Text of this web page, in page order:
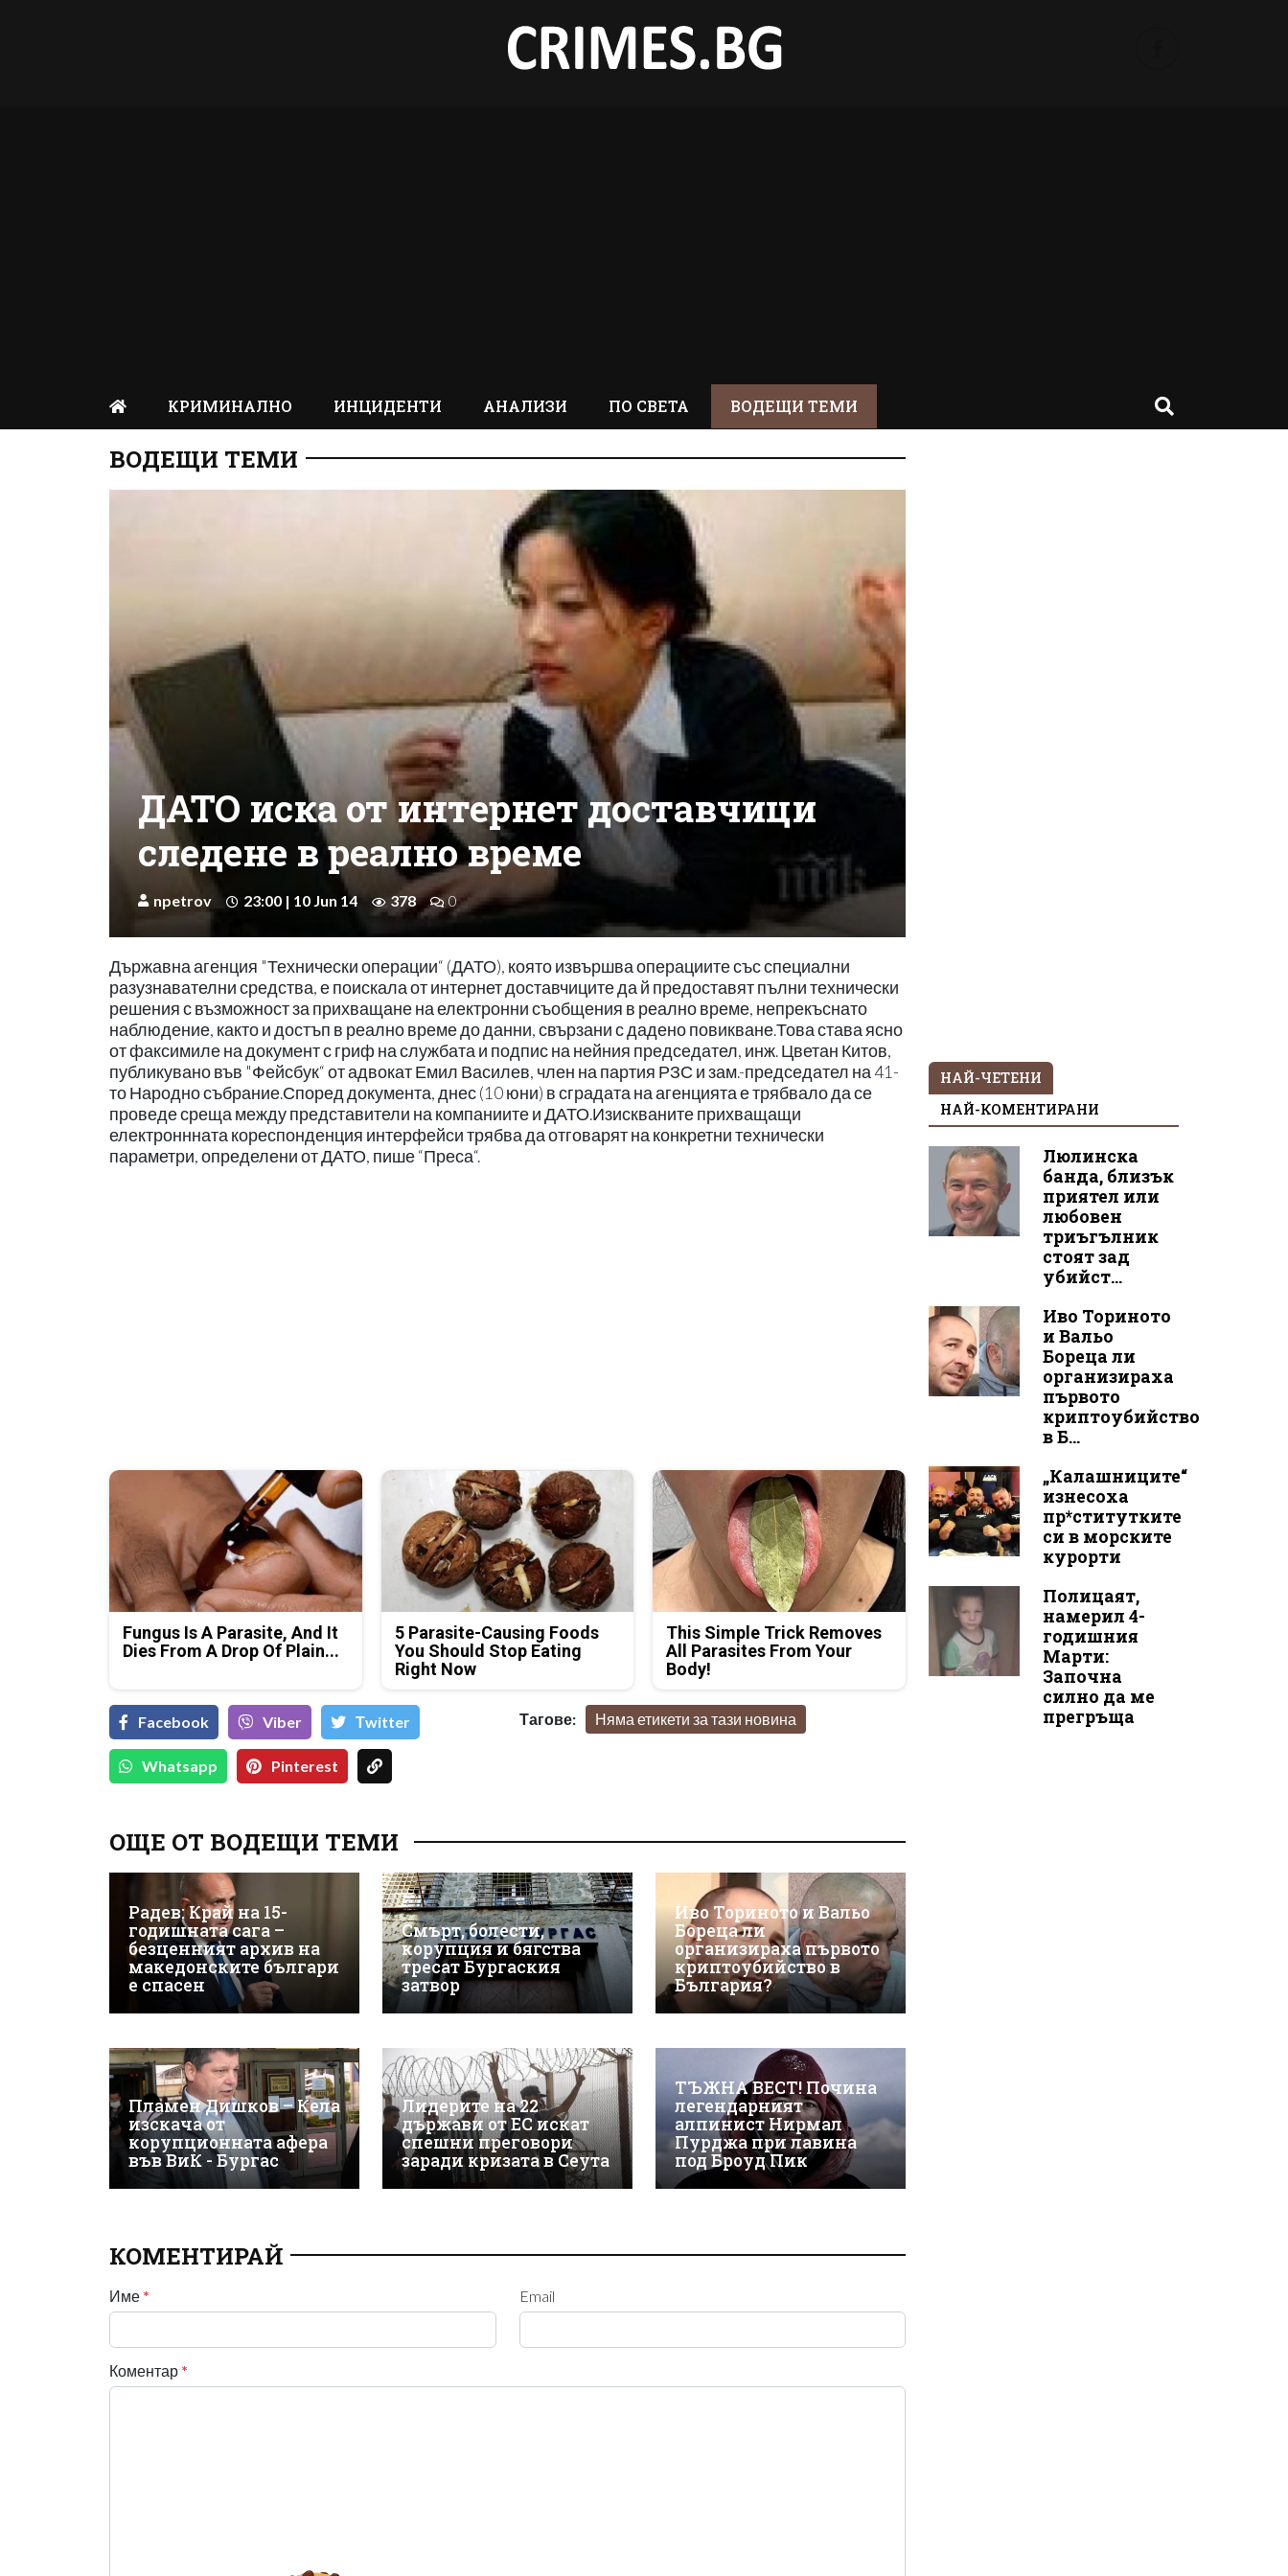
КРИМИНАЛНО ИНЦИДЕНТИ АНАЛИЗИ ПО СВЕТА ВОДЕЩИ ТЕМИ
ВОДЕЩИ ТЕМИ
ДАТО иска от интернет доставчици
следене в реално време
npetrov 23:00 | 10 Jun 14 378 0
Държавна агенция "Технически операции“ (ДАТО), която извършва операциите със специални
разузнавателни средства, е поискала от интернет доставчиците да й предоставят пълни технически
решения с възможност за прихващане на електронни съобщения в реално време, непрекъснато
наблюдение, както и достъп в реално време до данни, свързани с дадено повикване.Това става ясно
от факсимиле на документ с гриф на службата и подпис на нейния председател, инж. Цветан Китов,
публикувано във "Фейсбук“ от адвокат Емил Василев, член на партия РЗС и зам.-председател на 41-
то Народно събрание.Според документа, днес (10 юни) в сградата на агенцията е трябвало да се
проведе среща между представители на компаниите и ДАТО.Изискваните прихващащи
електроннната кореспонденция интерфейси трябва да отговарят на конкретни технически
параметри, определени от ДАТО, пише “Преса“.
Fungus Is A Parasite, And It
Dies From A Drop Of Plain...
5 Parasite-Causing Foods
You Should Stop Eating
Right Now
This Simple Trick Removes
All Parasites From Your
Body!
Facebook Viber Тwitter
Whatsapp Pinterest
Тагове: Няма етикети за тази новина
ОЩЕ ОТ ВОДЕЩИ ТЕМИ
Радев: Край на 15-
годишната сага –
безценният архив на
македонските българи
е спасен
Смърт, болести,
корупция и бягства
тресат Бургаския
затвор
Иво Ториното и Вальо
Бореца ли
организираха първото
криптоубийство в
България?
Пламен Дишков – Кела
изскача от
корупционната афера
във ВиК - Бургас
Лидерите на 22
държави от ЕС искат
спешни преговори
заради кризата в Сеута
ТЪЖНА ВЕСТ! Почина
легендарният
алпинист Нирмал
Пурджа при лавина
под Броуд Пик
КОМЕНТИРАЙ
Име * Email
Коментар *
НАЙ-ЧЕТЕНИ
НАЙ-КОМЕНТИРАНИ
Люлинска
банда, близък
приятел или
любовен
триъгълник
стоят зад
убийст...
Иво Ториното
и Вальо
Бореца ли
организираха
първото
криптоубийство
в Б...
„Калашниците“
изнесоха
пр*ститутките
си в морските
курорти
Полицаят,
намерил 4-
годишния
Марти:
Започна
силно да ме
прегръща